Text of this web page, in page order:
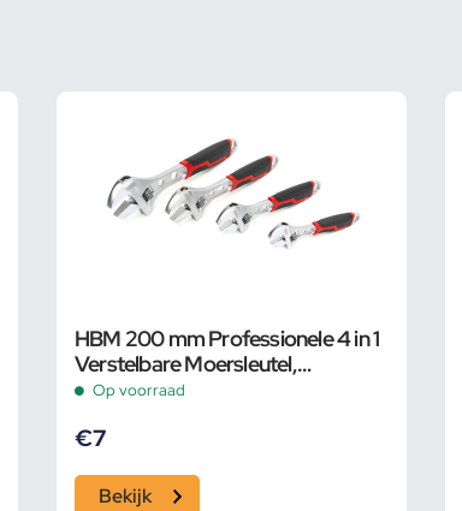
HBM 200 mm Professionele 4 in 1
Verstelbare Moersleutel,
Pijpsleutel
Op voorraad
€7
Bekijk